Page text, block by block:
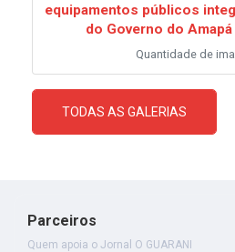
equipamentos públicos
do Governo do
Quantidade de
TODAS AS GALERIAS
Parceiros
Quem apoia o Jornal O GUARANI